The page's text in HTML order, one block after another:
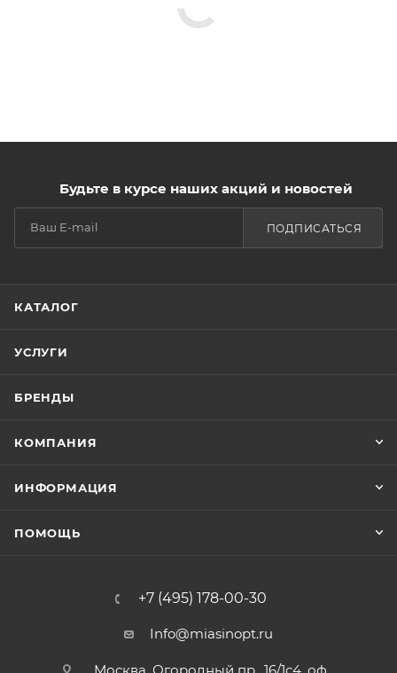
Будьте в курсе наших акций и новостей
ПОДПИСАТЬСЯ
КАТАЛОГ
УСЛУГИ
БРЕНДЫ
КОМПАНИЯ
ИНФОРМАЦИЯ
ПОМОЩЬ
+7 (495) 178-00-30
Info@miasinopt.ru